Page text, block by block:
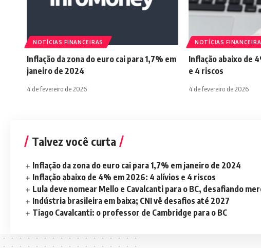
NOTÍCIAS FINANCEIRAS
Inflação da zona do euro cai para 1,7% em
janeiro de 2024
4 de fevereiro de 2026
NOTÍCIAS
Inflação abaixo de
e 4 riscos
4 de fevereiro de 2026
Talvez você curta
Inflação da zona do euro cai para 1,7% em janeiro de 2024
Inflação abaixo de 4% em 2026: 4 alívios e 4 riscos
Lula deve nomear Mello e Cavalcanti para o BC, desafiando
Indústria brasileira em baixa; CNI vê desafios até 2027
Tiago Cavalcanti: o professor de Cambridge para o BC